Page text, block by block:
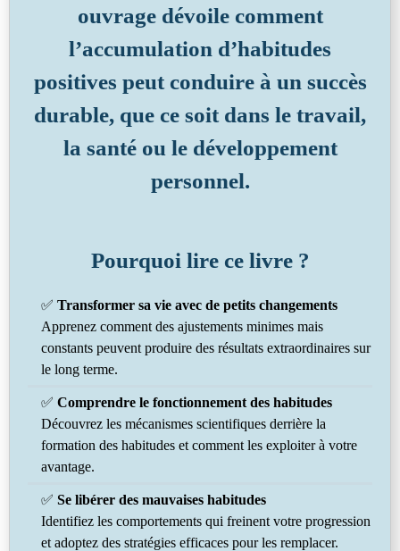
ouvrage dévoile comment
l’accumulation d’habitudes
positives peut conduire à un succès
durable, que ce soit dans le travail,
la santé ou le développement
personnel.
Pourquoi lire ce livre ?
✅ Transformer sa vie avec de petits changements
Apprenez comment des ajustements minimes mais
constants peuvent produire des résultats extraordinaires sur
le long terme.
✅ Comprendre le fonctionnement des habitudes
Découvrez les mécanismes scientifiques derrière la
formation des habitudes et comment les exploiter à votre
avantage.
✅ Se libérer des mauvaises habitudes
Identifiez les comportements qui freinent votre progression
et adoptez des stratégies efficaces pour les remplacer.